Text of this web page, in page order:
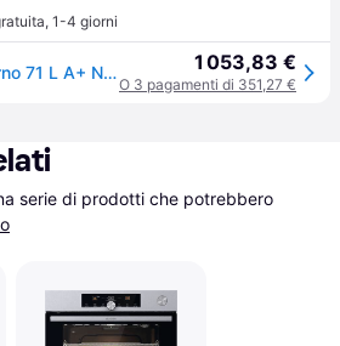
, 1-4 giorni
Bosch HRG578CB7 forno 71 L A+ Nero 1 053,83 €
O 3 pagamenti di 351,27 €
serie di prodotti che potrebbero